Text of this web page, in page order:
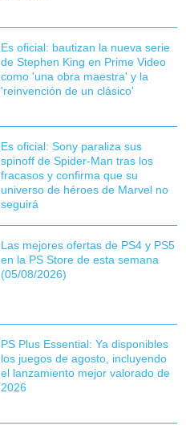
Es oficial: bautizan la nueva serie
de Stephen King en Prime Video
como 'una obra maestra' y la
'reinvención de un clásico'
Es oficial: Sony paraliza sus
spinoff de Spider-Man tras los
fracasos y confirma que su
universo de héroes de Marvel no
seguirá
Las mejores ofertas de PS4 y PS5
en la PS Store de esta semana
(05/08/2026)
PS Plus Essential: Ya disponibles
los juegos de agosto, incluyendo
el lanzamiento mejor valorado de
2026